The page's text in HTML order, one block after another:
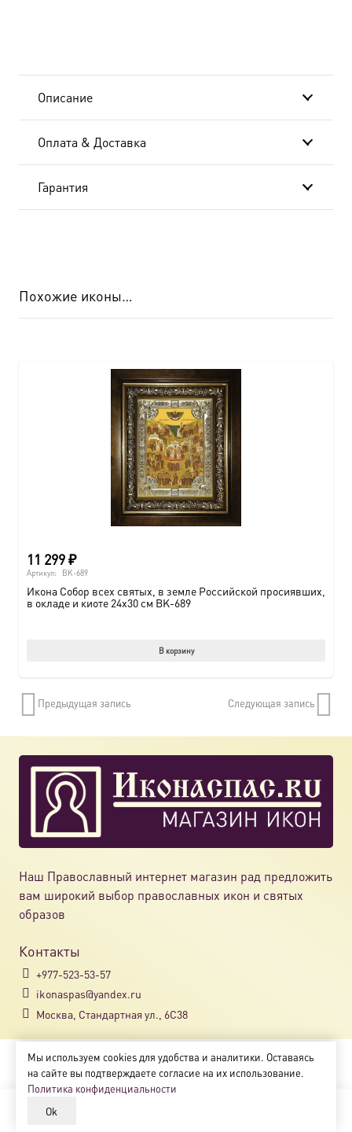
Описание
Оплата & Доставка
Гарантия
Похожие иконы…
11 299₽
Артикул: BK-689
Икона Собор всех святых, в земле Российской просиявших,
в окладе и киоте 24х30 см BK-689
В корзину
Предыдущая запись Следующая запись
Наш Православный интернет магазин рад предложить
вам широкий выбор православных икон и святых
образов
Контакты
+977-523-53-57
ikonaspas@yandex.ru
Москва, Стандартная ул., 6С38
Copyright © 2018-2025
Магазин православных икон «ikonaspas.ru»
Мы используем cookies для удобства и аналитики. Оставаясь
на сайте вы подтверждаете согласие на их использование.
Политика конфиденциальности
Ok